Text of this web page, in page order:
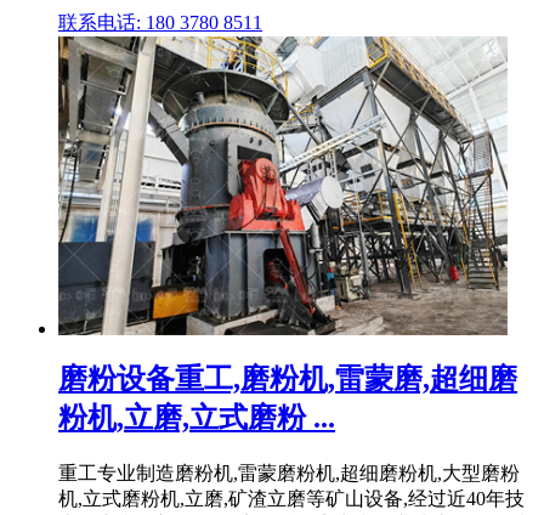
联系电话: 180 3780 8511
磨粉设备重工,磨粉机,雷蒙磨,超细磨
粉机,立磨,立式磨粉 ...
重工专业制造磨粉机,雷蒙磨粉机,超细磨粉机,大型磨粉
机,立式磨粉机,立磨,矿渣立磨等矿山设备,经过近40年技